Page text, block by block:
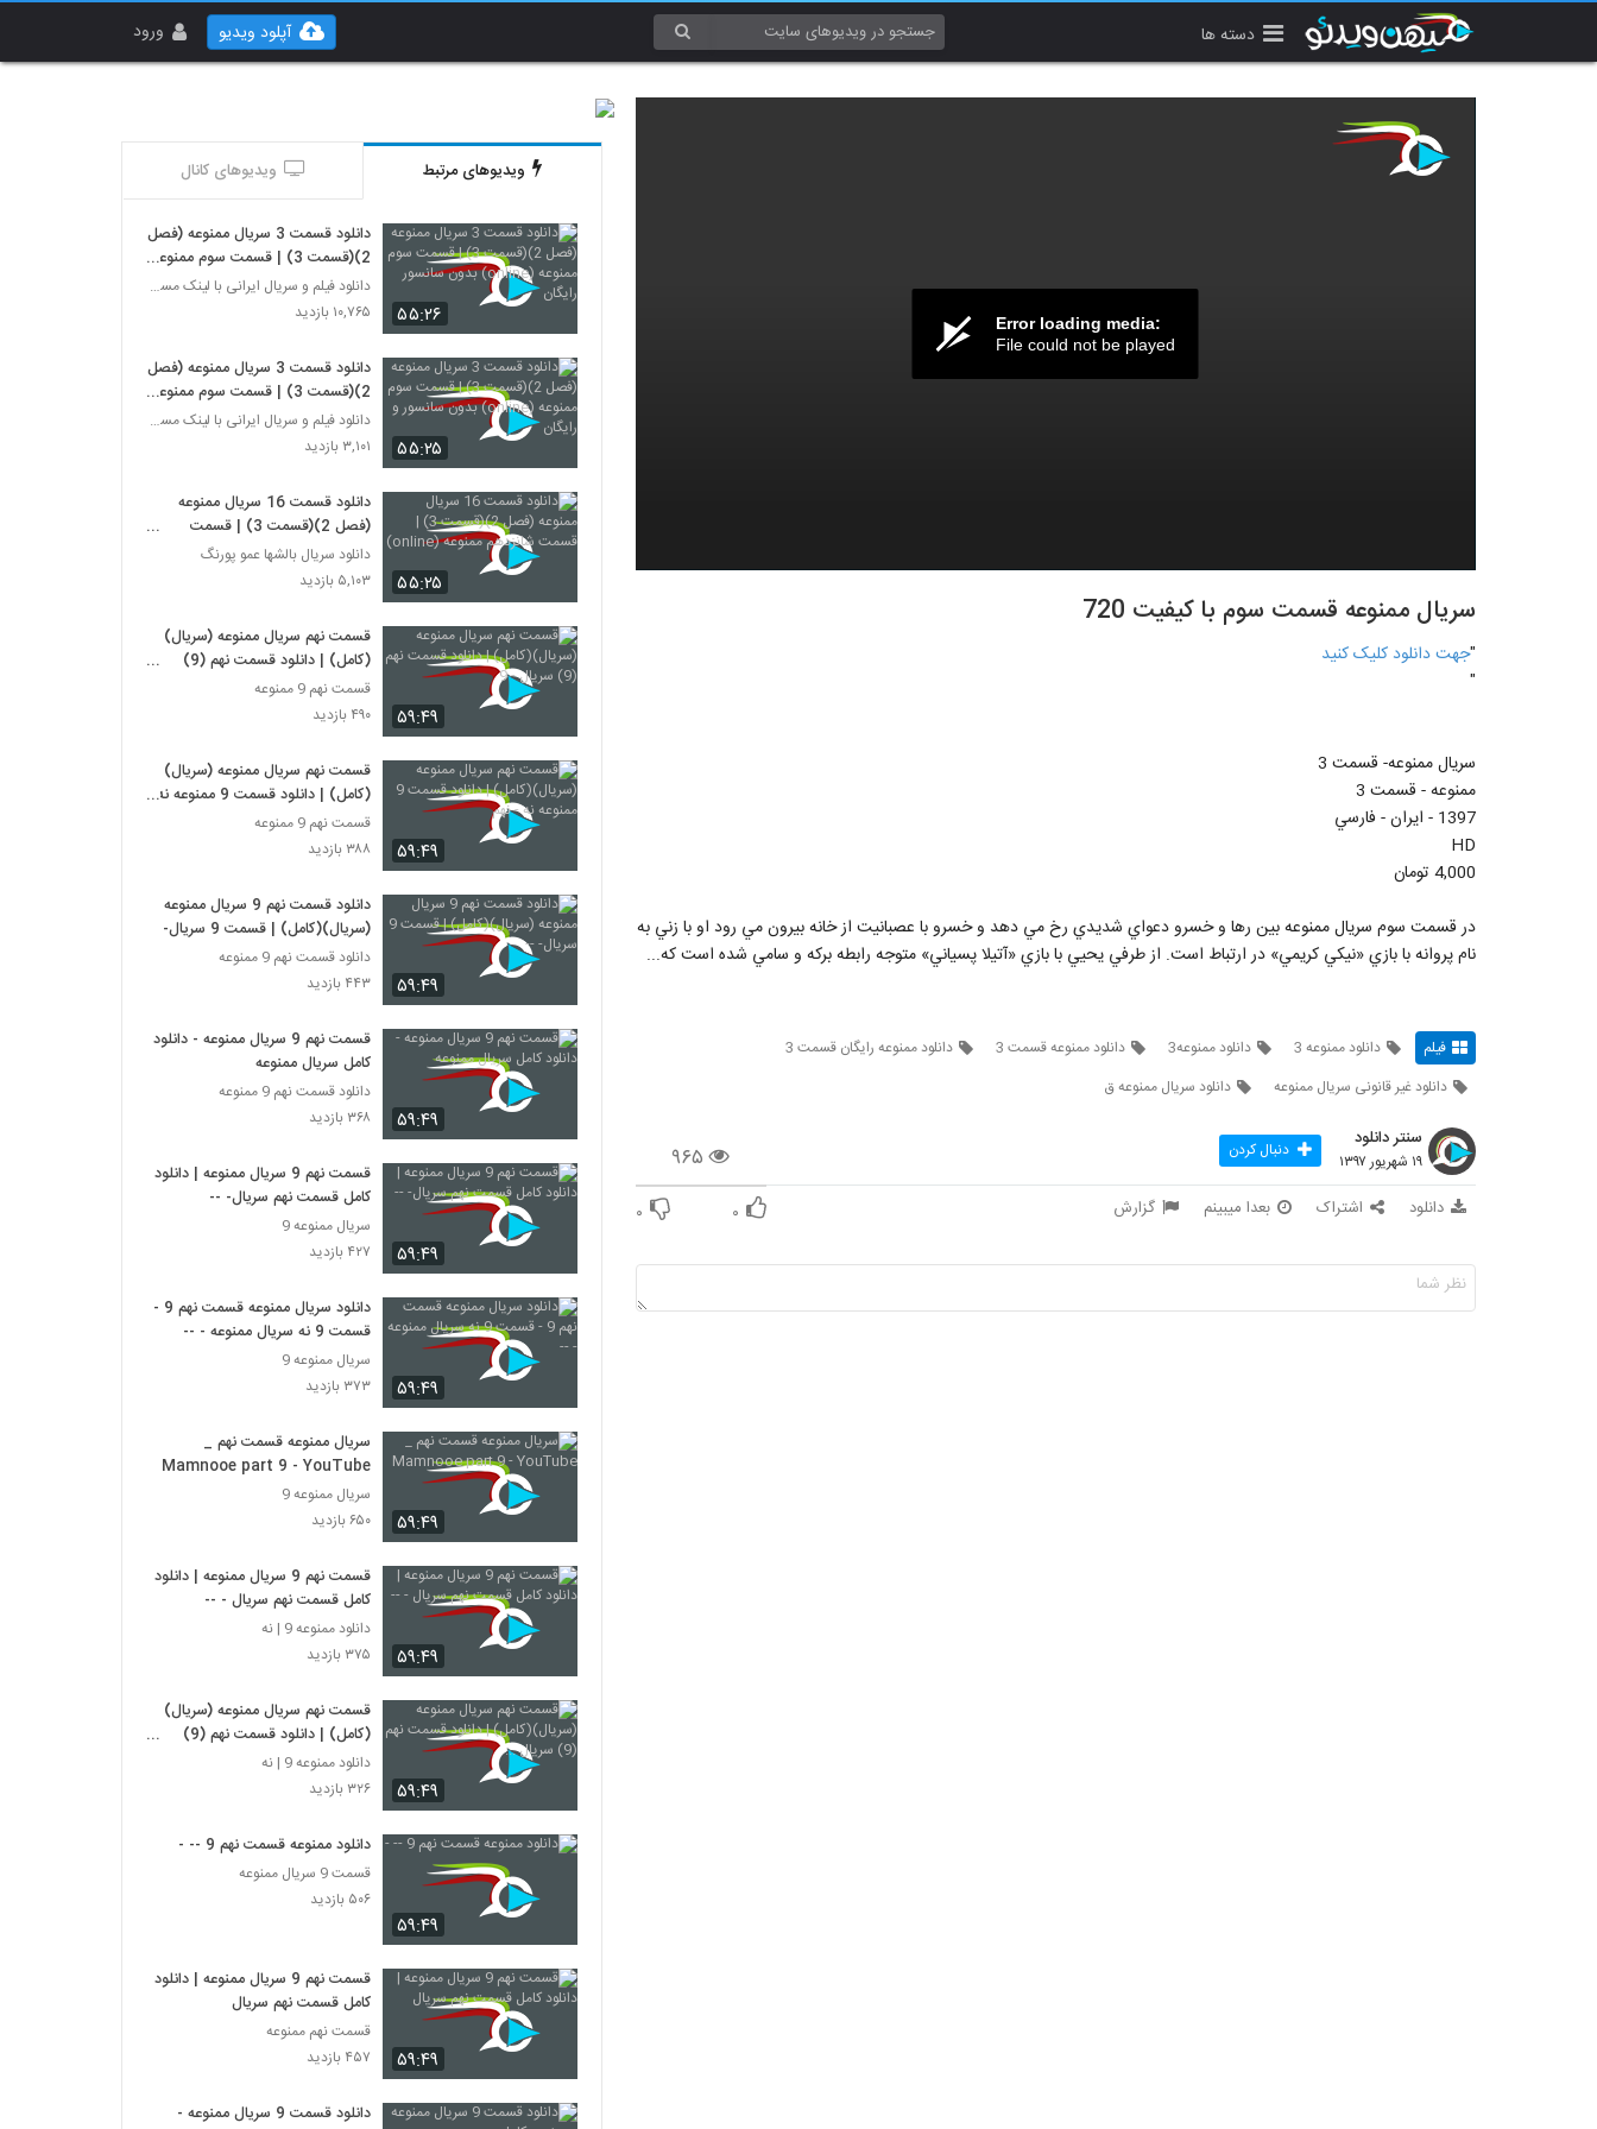
دسته ها ورود آپلود ویدیو
Error loading media:
File could not be played
سریال ممنوعه قسمت سوم با کیفیت 720
"جهت دانلود کليک کنيد
"
سريال ممنوعه- قسمت 3
ممنوعه - قسمت 3
1397 - ايران - فارسي
HD
4,000 تومان
در قسمت سوم سريال ممنوعه بين رها و خسرو دعواي شديدي رخ مي دهد و خسرو با عصبانيت از خانه بيرون مي رود او با زني به
نام پروانه با بازي «نيکي کريمي» در ارتباط است. از طرفي يحيي با بازي «آتيلا پسياني» متوجه رابطه برکه و سامي شده است که...
فیلم دانلود ممنوعه 3 دانلود ممنوعه3 دانلود ممنوعه قسمت 3
دانلود ممنوعه رایگان قسمت 3
دانلود غیر قانونی سریال ممنوعه
دانلود سریال ممنوعه ق
۹۶۵
سنتر دانلود
۱۹ شهریور ۱۳۹۷ دنبال کردن
دانلود اشتراک بعدا میبینم گزارش ۰ ۰
ویدیوهای مرتبط ویدیوهای کانال
۵۵:۲۶
دانلود قسمت 3 سریال ممنوعه (فصل
2)(قسمت 3) | قسمت سوم ممنوعه
(online) بدون سانسور رایگان
دانلود فیلم و سریال ایرانی با لینک مستقیم
۱۰,۷۶۵ بازدید
۵۵:۲۵
دانلود قسمت 3 سریال ممنوعه (فصل
2)(قسمت 3) | قسمت سوم ممنوعه
(online) بدون سانسور و رایگان
دانلود فیلم و سریال ایرانی با لینک مستقیم
۳,۱۰۱ بازدید
۵۵:۲۵
دانلود قسمت 16 سریال ممنوعه
(فصل 2)(قسمت 3) | قسمت
شانزدهم ممنوعه (online)
دانلود سریال بالشها عمو پورنگ
۵,۱۰۳ بازدید
۵۹:۴۹
قسمت نهم سریال ممنوعه (سریال)
(کامل) | دانلود قسمت نهم (9)
سریال - 9
قسمت نهم 9 ممنوعه
۴۹۰ بازدید
۵۹:۴۹
قسمت نهم سریال ممنوعه (سریال)
(کامل) | دانلود قسمت 9 ممنوعه نه -
نهم
قسمت نهم 9 ممنوعه
۳۸۸ بازدید
۵۹:۴۹
دانلود قسمت نهم 9 سریال ممنوعه
(سریال)(کامل) | قسمت 9 سریال- --
دانلود قسمت نهم 9 ممنوعه
۴۴۳ بازدید
۵۹:۴۹
قسمت نهم 9 سریال ممنوعه - دانلود
کامل سریال ممنوعه
دانلود قسمت نهم 9 ممنوعه
۳۶۸ بازدید
۵۹:۴۹
قسمت نهم 9 سریال ممنوعه | دانلود
کامل قسمت نهم سریال- --
سریال ممنوعه 9
۴۲۷ بازدید
۵۹:۴۹
دانلود سریال ممنوعه قسمت نهم 9 -
قسمت 9 نه سریال ممنوعه - --
سریال ممنوعه 9
۳۷۳ بازدید
۵۹:۴۹
سریال ممنوعه قسمت نهم _
Mamnooe part 9 - YouTube
سریال ممنوعه 9
۶۵۰ بازدید
۵۹:۴۹
قسمت نهم 9 سریال ممنوعه | دانلود
کامل قسمت نهم سریال - --
دانلود ممنوعه 9 | نه
۳۷۵ بازدید
۵۹:۴۹
قسمت نهم سریال ممنوعه (سریال)
(کامل) | دانلود قسمت نهم (9)
سریال ...
دانلود ممنوعه 9 | نه
۳۲۶ بازدید
۵۹:۴۹
دانلود ممنوعه قسمت نهم 9 -- -
قسمت 9 سریال ممنوعه
۵۰۶ بازدید
۵۹:۴۹
قسمت نهم 9 سریال ممنوعه | دانلود
کامل قسمت نهم سریال
قسمت نهم ممنوعه
۴۵۷ بازدید
دانلود قسمت 9 سریال ممنوعه -